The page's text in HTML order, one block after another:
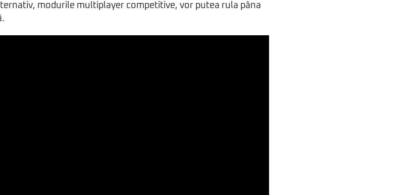
modurile multiplayer competitive, vor putea rula pâna